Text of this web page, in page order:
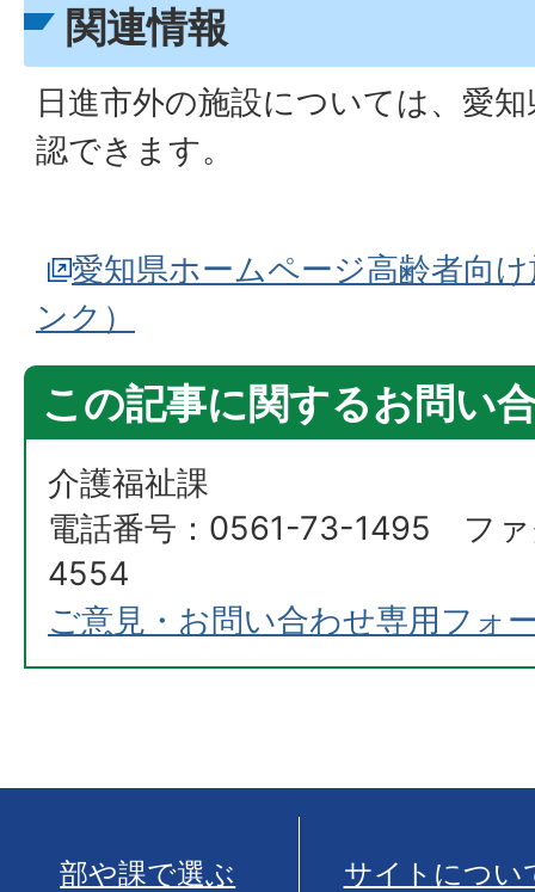
関連情報
日進市外の施設については、愛
認できます。
愛知県ホームページ高齢者向
ンク）
この記事に関するお問い
介護福祉課
電話番号：0561-73-1495 フ
4554
ご意見・お問い合わせ専用フォ
部や課で選ぶ サイトについ